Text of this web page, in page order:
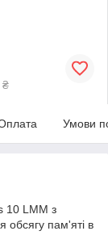
₴
Умови
10 LMM з
обсягу пам'яті в